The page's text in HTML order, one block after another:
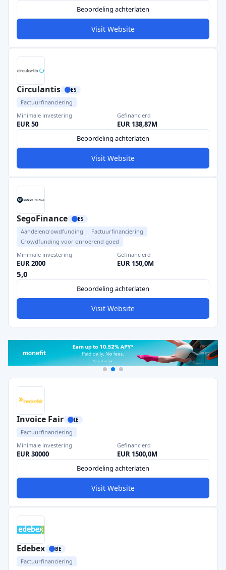
Beoordeling achterlaten
Visit Website
Circulantis ES
Factuurfinanciering
Minimale investering
EUR 50
Gefinancierd
EUR 138,87M
Beoordeling achterlaten
Visit Website
SegoFinance ES
Aandelencrowdfunding
Factuurfinanciering
Crowdfunding voor onroerend goed
Minimale investering
EUR 2000
Gefinancierd
EUR 150,0M
5,0
Beoordeling achterlaten
Visit Website
Invoice Fair IE
Factuurfinanciering
Minimale investering
EUR 30000
Gefinancierd
EUR 1500,0M
Beoordeling achterlaten
Visit Website
Edebex BE
Factuurfinanciering